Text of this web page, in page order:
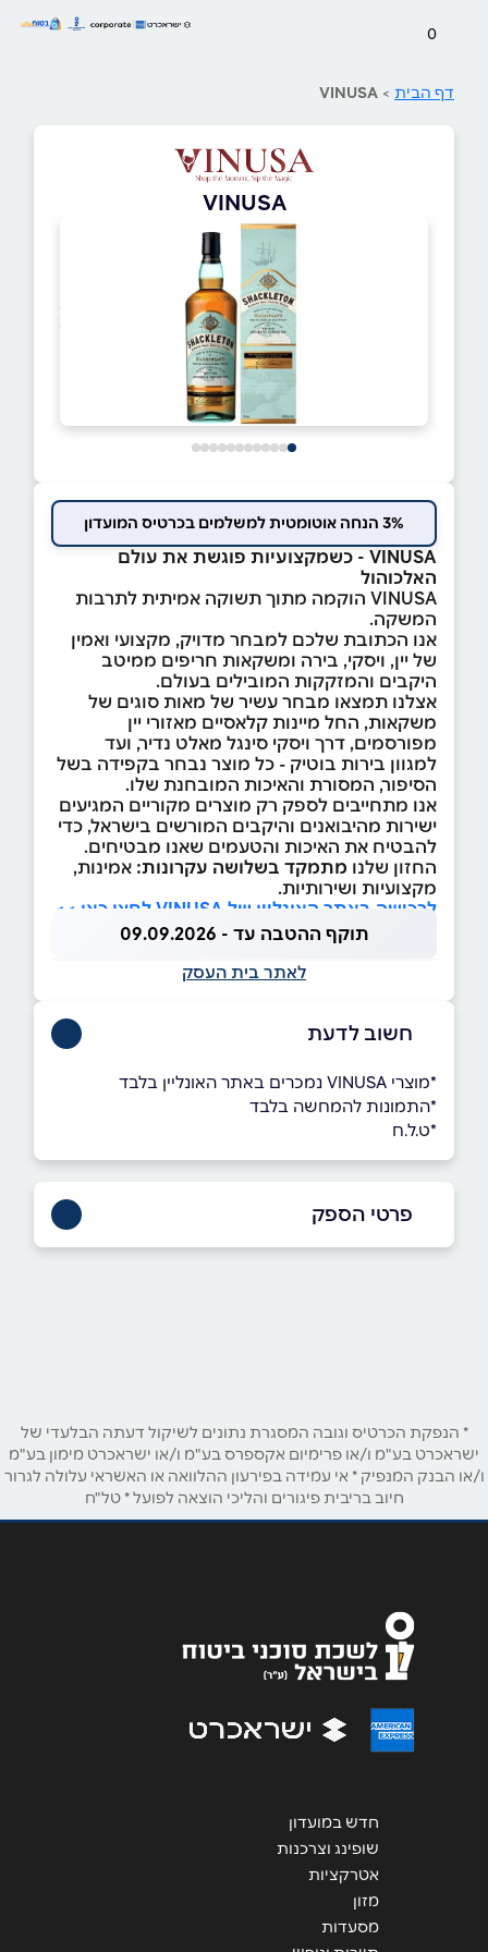
0
דף הבית >
VINUSA
VINUSA
3% הנחה אוטומטית למשלמים בכרטיס המועדון
VINUSA - כשמקצועיות פוגשת את עולם
האלכוהול
VINUSA הוקמה מתוך תשוקה אמיתית לתרבות
המשקה.
אנו הכתובת שלכם למבחר מדויק, מקצועי ואמין
של יין, ויסקי, בירה ומשקאות חריפים ממיטב
היקבים והמזקקות המובילים בעולם.
אצלנו תמצאו מבחר עשיר של מאות סוגים של
משקאות, החל מיינות קלאסיים מאזורי יין
מפורסמים, דרך ויסקי סינגל מאלט נדיר, ועד
למגוון בירות בוטיק - כל מוצר נבחר בקפידה בשל
הסיפור, המסורת והאיכות המובחנת שלו.
אנו מתחייבים לספק רק מוצרים מקוריים המגיעים
ישירות מהיבואנים והיקבים המורשים בישראל, כדי
להבטיח את האיכות והטעמים שאנו מבטיחים.
החזון שלנו מתמקד בשלושה עקרונות: אמינות,
מקצועיות ושירותיות.
לרכישה באתר האונליין של VINUSA לחצו כאן >>
תוקף ההטבה עד - 09.09.2026
לאתר בית העסק
חשוב לדעת
ָ*מוצרי VINUSA נמכרים באתר האונליין בלבד
*התמונות להמחשה בלבד
*ט.ל.ח
פרטי הספק
שם מלא*
טלפון*
נושא
אנא חזרו אלי בקשר ל...
הודעה*
* הנפקת הכרטיס וגובה המסגרת נתונים לשיקול דעתה הבלעדי של
ישראכרט בע"מ ו/או פרימיום אקספרס בע"מ ו/או ישראכרט מימון בע"מ
ו/או הבנק המנפיק * אי עמידה בפירעון ההלוואה או האשראי עלולה לגרור
חיוב בריבית פיגורים והליכי הוצאה לפועל * טל"ח
חדש במועדון
שופינג וצרכנות
אטרקציות
מזון
מסעדות